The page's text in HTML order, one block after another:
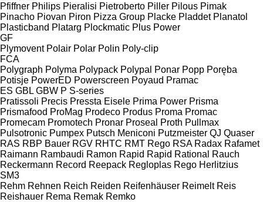
Pfiffner Philips Pieralisi Pietroberto Piller Pilous Pimak
Pinacho Piovan Piron Pizza Group Placke Pladdet Planatol
Plasticband Platarg Plockmatic Plus Power
GF
Plymovent Polair Polar Polin Poly-clip
FCA
Polygraph Polyma Polypack Polypal Ponar Popp Poręba
Potisje PowerED Powerscreen Poyaud Pramac
ES GBL GBW P S-series
Pratissoli Precis Pressta Eisele Prima Power Prisma
Prismafood ProMag Prodeco Produs Proma Promac
Promecam Promotech Pronar Proseal Proth Pullmax
Pulsotronic Pumpex Putsch Meniconi Putzmeister QJ Quaser
RAS RBP Bauer RGV RHTC RMT Rego RSA Radax Rafamet
Raimann Rambaudi Ramon Rapid Rapid Rational
Rauch
Reckermann Record Reepack Regloplas Rego Herlitzius
SM3
Rehm Rehnen Reich Reiden Reifenhäuser Reimelt Reis
Reishauer Rema Remak Remko